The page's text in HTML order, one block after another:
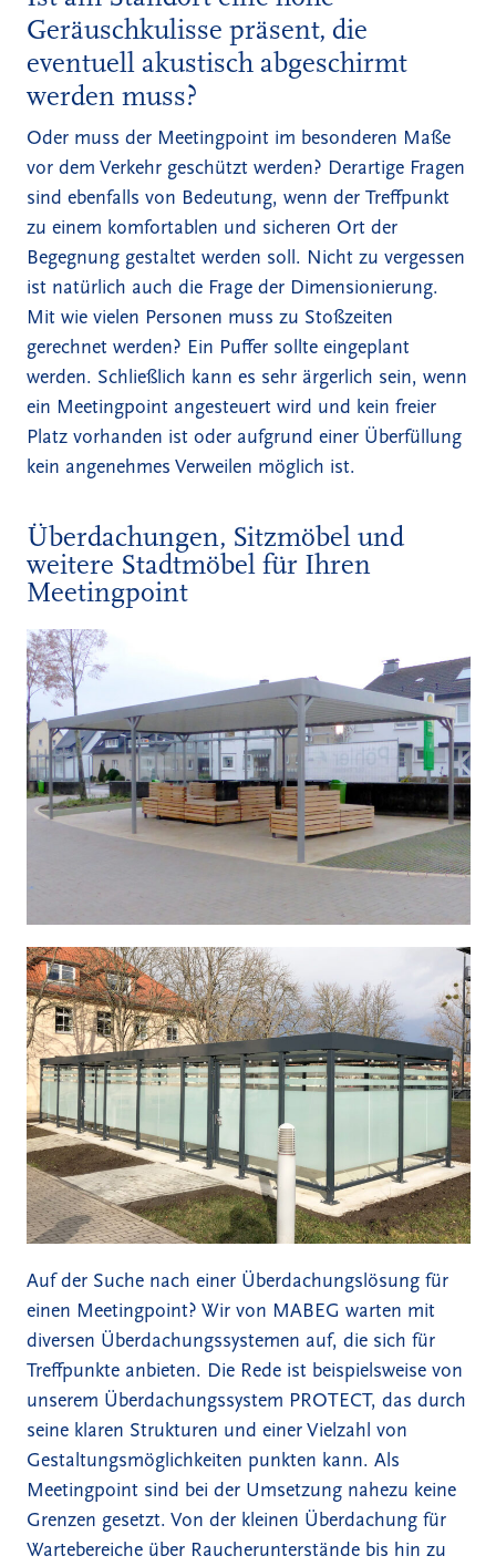
Geräuschkulisse präsent, die
eventuell akustisch abgeschirmt
werden muss?
Oder muss der Meetingpoint im besonderen Maße
vor dem Verkehr geschützt werden? Derartige Fragen
sind ebenfalls von Bedeutung, wenn der Treffpunkt
zu einem komfortablen und sicheren Ort der
Begegnung gestaltet werden soll. Nicht zu vergessen
ist natürlich auch die Frage der Dimensionierung.
Mit wie vielen Personen muss zu Stoßzeiten
gerechnet werden? Ein Puffer sollte eingeplant
werden. Schließlich kann es sehr ärgerlich sein, wenn
ein Meetingpoint angesteuert wird und kein freier
Platz vorhanden ist oder aufgrund einer Überfüllung
kein angenehmes Verweilen möglich ist.
Überdachungen, Sitzmöbel und
weitere Stadtmöbel für Ihren
Meetingpoint
Auf der Suche nach einer Überdachungslösung für
einen Meetingpoint? Wir von MABEG warten mit
diversen Überdachungssystemen auf, die sich für
Treffpunkte anbieten. Die Rede ist beispielsweise von
unserem Überdachungssystem PROTECT, das durch
seine klaren Strukturen und einer Vielzahl von
Gestaltungsmöglichkeiten punkten kann. Als
Meetingpoint sind bei der Umsetzung nahezu keine
Grenzen gesetzt. Von der kleinen Überdachung für
Wartebereiche über Raucherunterstände bis hin zu